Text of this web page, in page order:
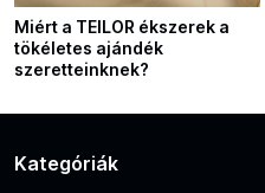
Miért a TEILOR ékszerek a
tökéletes ajándék
szeretteinknek?
Kategóriák